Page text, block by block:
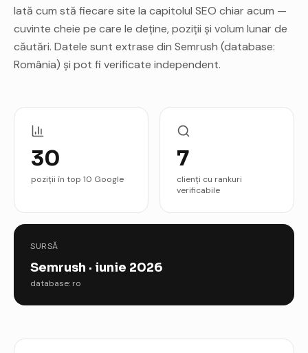
Iată cum stă fiecare site la capitolul SEO chiar acum —
cuvinte cheie pe care le deține, poziții și volum lunar de
căutări. Datele sunt extrase din Semrush (database:
România) și pot fi verificate independent.
30
poziții în top 10 Google
7
clienți cu rankuri
verificabile
SURSĂ
Semrush · iunie 2026
database: ro